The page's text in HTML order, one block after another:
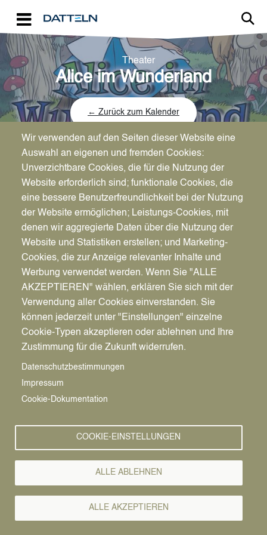
Theater
Alice im Wunderland
← Zurück zum Kalender
Datum
So., 12.07.2026
Beginn: 16 Uhr
Ort
Stadthalle Datteln
Kolpingstraße 1
45711 Datteln
Deutschland
Route berechnen →
Pfadnavigation
Wir verwenden auf den Seiten dieser Website eine
Auswahl an eigenen und fremden Cookies:
Unverzichtbare Cookies, die für die Nutzung der
Website erforderlich sind; funktionale Cookies, die
eine bessere Benutzerfreundlichkeit bei der Nutzung
der Website ermöglichen; Leistungs-Cookies, mit
denen wir aggregierte Daten über die Nutzung der
Website und Statistiken erstellen; und Marketing-
Cookies, die zur Anzeige relevanter Inhalte und
Werbung verwendet werden. Wenn Sie "ALLE
AKZEPTIEREN" wählen, erklären Sie sich mit der
Verwendung aller Cookies einverstanden. Sie
können jederzeit unter "Einstellungen" einzelne
Cookie-Typen akzeptieren oder ablehnen und Ihre
Zustimmung für die Zukunft widerrufen.
Datenschutzbestimmungen
Impressum
Cookie-Dokumentation
COOKIE-EINSTELLUNGEN
ALLE ABLEHNEN
ALLE AKZEPTIEREN